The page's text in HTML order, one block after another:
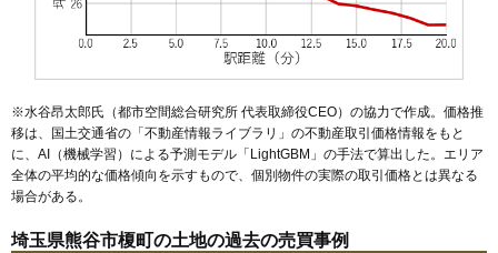
太井 6.5万円 769万円 -6.1%
60 押切 6.4万円 689万円 -5.3%
61 柴 6.1万円 639万円 -0.0%
62 代 6.1万円 636万円 -2.6%
63 上川上 6.0万円 685万円 -1.7%
65 市ノ坪 5.9万円 152万円
※水谷昂太郎氏（都市空間総合研究所 代表取締役CEO）の協力で作成。価格推
移は、国土交通省の「不動産情報ライブラリ 」の不動産取引価格情報をもと
に、AI（機械学習）による予測モデル「LightGBM」の手法で算出した。エリア
全体の平均的な価格傾向を示すもので、個別物件の実際の取引価格とは異なる
場合がある。
埼玉県熊谷市榎町の土地の過去の売買事例